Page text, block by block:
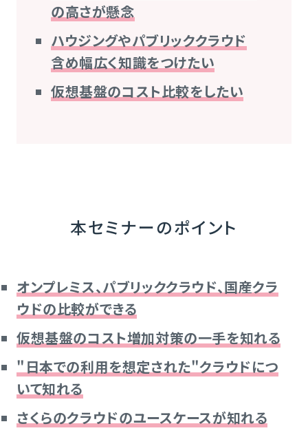
の高さが懸念
ハウジングやパブリッククラウド
含め幅広く知識をつけたい
仮想基盤のコスト比較をしたい
本セミナーのポイント
オンプレミス、パブリッククラウド、国産クラ
ウドの比較ができる
仮想基盤のコスト増加対策の一手を知れる
"日本での利用を想定された"クラウドにつ
いて知れる
さくらのクラウドのユースケースが知れる